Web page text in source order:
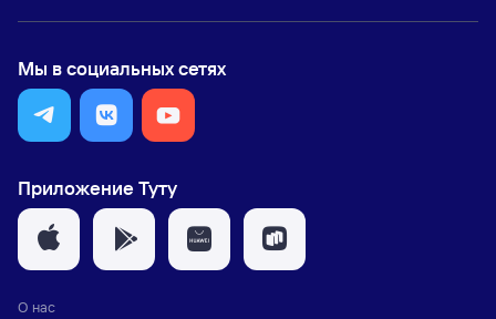
Мы в социальных сетях
Приложение Туту
О нас